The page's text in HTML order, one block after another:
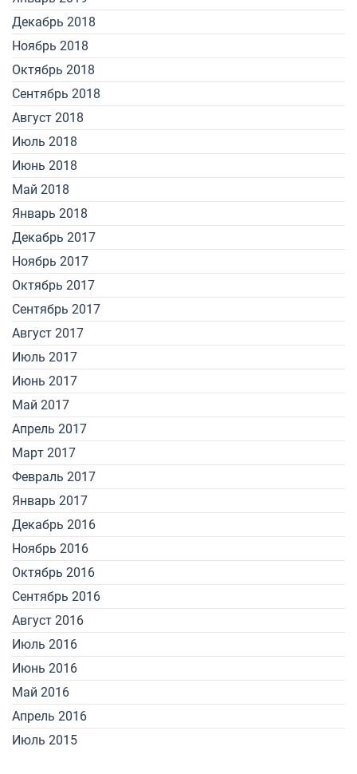
Декабрь 2018
Ноябрь 2018
Октябрь 2018
Сентябрь 2018
Август 2018
Июль 2018
Июнь 2018
Май 2018
Январь 2018
Декабрь 2017
Ноябрь 2017
Октябрь 2017
Сентябрь 2017
Август 2017
Июль 2017
Июнь 2017
Май 2017
Апрель 2017
Март 2017
Февраль 2017
Январь 2017
Декабрь 2016
Ноябрь 2016
Октябрь 2016
Сентябрь 2016
Август 2016
Июль 2016
Июнь 2016
Май 2016
Апрель 2016
Июль 2015